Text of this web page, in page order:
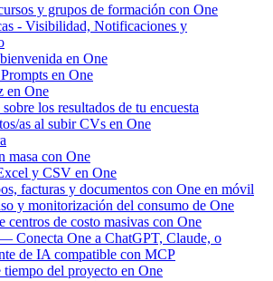
y grupos de formación con One
- Visibilidad, Notificaciones y
en One
en One
en One
los resultados de tu encuesta
as al subir CVs en One
masa con One
y CSV en One
facturas y documentos con One en móvil
y monitorización del consumo de One
centros de costo masivas con One
Conecta One a ChatGPT, Claude, o
de IA compatible con MCP
tiempo del proyecto en One